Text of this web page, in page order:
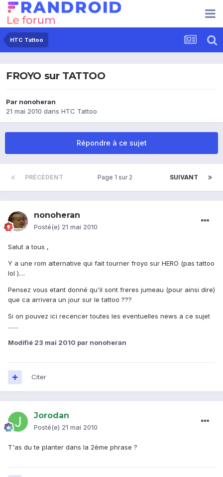
HTC Tattoo
FROYO sur TATTOO
Par nonoheran
21 mai 2010 dans HTC Tattoo
Répondre à ce sujet
PRÉCÉDENT SUIVANT
Page 1 sur 2
nonoheran
Posté(e) 21 mai 2010
Salut a tous ,
Y a une rom alternative qui fait tourner froyo sur HERO (pas tattoo
lol )....
Pensez vous etant donné qu'il sont freres jumeau (pour ainsi dire)
que ca arrivera un jour sur le tattoo ???
Si on pouvez ici recencer toutes les eventuelles news a ce sujet
.......
Modifié 23 mai 2010 par nonoheran
Citer
Jorodan
Posté(e) 21 mai 2010
T'as du te planter dans la 2ème phrase ?